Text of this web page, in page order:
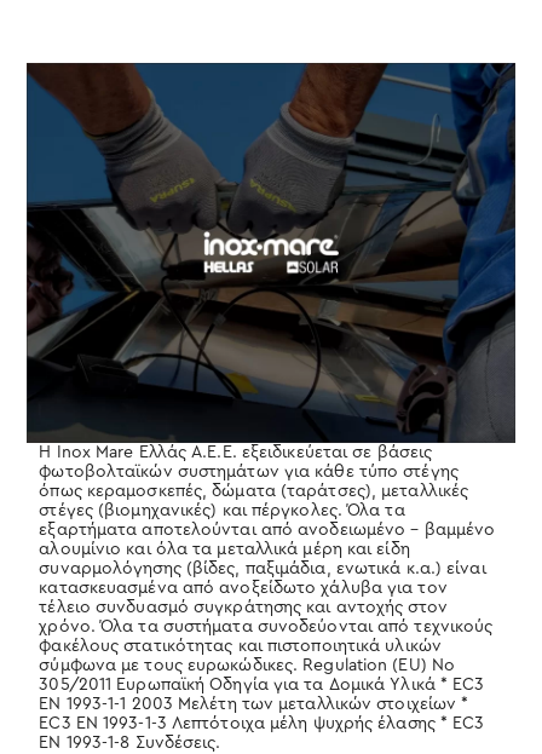
Η Inox Mare Ελλάς Α.Ε.Ε. εξειδικεύεται σε βάσεις
φωτοβολταϊκών συστημάτων για κάθε τύπο στέγης
όπως κεραμοσκεπές, δώματα (ταράτσες), μεταλλικές
στέγες (βιομηχανικές) και πέργκολες. Όλα τα
εξαρτήματα αποτελούνται από ανοδειωμένο – βαμμένο
αλουμίνιο και όλα τα μεταλλικά μέρη και είδη
συναρμολόγησης (βίδες, παξιμάδια, ενωτικά κ.α.) είναι
κατασκευασμένα από ανοξείδωτο χάλυβα για τον
τέλειο συνδυασμό συγκράτησης και αντοχής στον
χρόνο. Όλα τα συστήματα συνοδεύονται από τεχνικούς
φακέλους στατικότητας και πιστοποιητικά υλικών
σύμφωνα με τους ευρωκώδικες. Regulation (EU) No
305/2011 Ευρωπαϊκή Οδηγία για τα Δομικά Υλικά * EC3
EN 1993-1-1 2003 Μελέτη των μεταλλικών στοιχείων *
EC3 EN 1993-1-3 Λεπτότοιχα μέλη ψυχρής έλασης * EC3
EN 1993-1-8 Συνδέσεις.